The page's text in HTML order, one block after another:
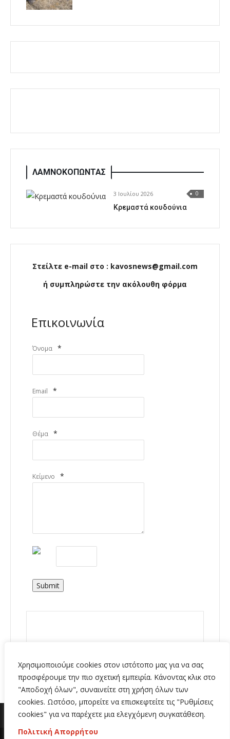
Χρησιμοποιούμε cookies στον ιστότοπο μας για να σας
προσφέρουμε την πιο σχετική εμπειρία. Κάνοντας κλικ στο
"Αποδοχή όλων", συναινείτε στη χρήση όλων των
cookies. Ωστόσο, μπορείτε να επισκεφτείτε τις "Ρυθμίσεις
cookies" για να παρέχετε μια ελεγχόμενη συγκατάθεση.
Πολιτική Απορρήτου
ΛΑΜΝΟΚΟΠΩΝΤΑΣ
3 Ιουλίου 2026 0
Κρεμαστά κουδούνια
Στείλτε e-mail στο : kavosnews@gmail.com
ή συμπληρώστε την ακόλουθη φόρμα
Επικοινωνία
Όνομα *
Email *
Θέμα *
Κείμενο *
Submit